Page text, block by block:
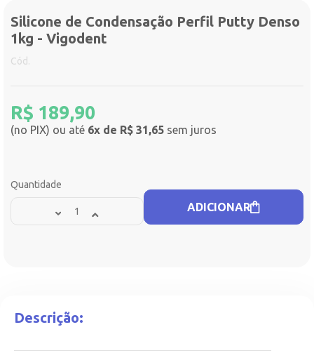
Silicone de Condensação Perfil Putty Denso
1kg - Vigodent
Cód.
R$ 189,90
(no PIX) ou até 6x de R$ 31,65 sem juros
Quantidade
ADICIONAR
Descrição: